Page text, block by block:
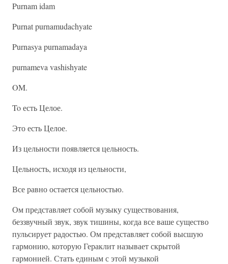
Purnam idam
Purnat purnamudachyate
Purnasya purnamadaya
purnameva vashishyate
OM.
To есть Целое.
Это есть Целое.
Из цельности появляется цельность.
Цельность, исходя из цельности,
Все равно остается цельностью.
Ом представляет собой музыку существования,
беззвучный звук, звук тишины, когда все ваше существо
пульсирует радостью. Ом представляет собой высшую
гармонию, которую Гераклит называет скрытой
гармонией. Стать единым с этой музыкой